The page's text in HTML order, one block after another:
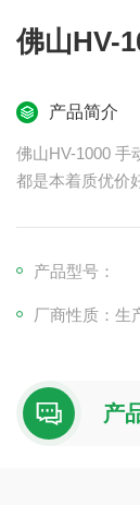
佛山HV-
产品简介
佛山HV-1000 手
都是本着质优价
产品型号：
厂商性质：生
产